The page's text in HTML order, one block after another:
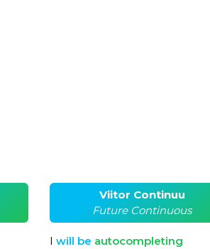
Viitor Continuu
Future Continuous
I will be autocompleting